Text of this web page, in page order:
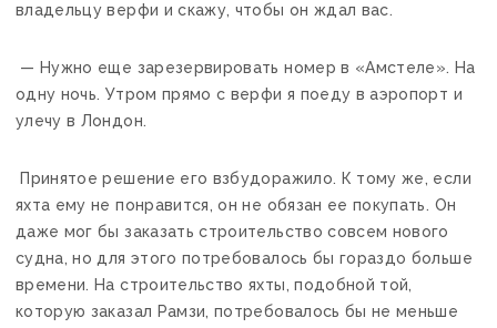
владельцу верфи и скажу, чтобы он ждал вас.
— Нужно еще зарезервировать номер в «Амстеле». На
одну ночь. Утром прямо с верфи я поеду в аэропорт и
улечу в Лондон.
Принятое решение его взбудоражило. К тому же, если
яхта ему не понравится, он не обязан ее покупать. Он
даже мог бы заказать строительство совсем нового
судна, но для этого потребовалось бы гораздо больше
времени. На строительство яхты, подобной той,
которую заказал Рамзи, потребовалось бы не меньше